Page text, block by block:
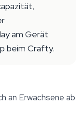
am Gerät
beim Crafty.
an Erwachsene ab